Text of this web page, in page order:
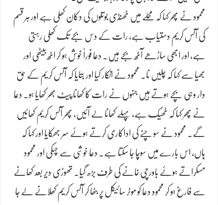
محمود نے پھر کہا کہ محلے میں ٹھنڈی بوتلوں کی دکان کھلی ہے اور ہر قسم
کی آئس کریم دستیاب ہے، رات کے دس بجے تک کھلی رہتی
ہے، اور ابھی ساڑھے آٹھ بجے ہیں۔ دعا فوراً خوش ہو کر اٹھ بیٹھی اور
بھیا سے کہا کہ چلیں نا۔ محمود نے انکار کیا اور بتایا کہ آئس کریم کے حق
دار وہی بچے ہوتے ہیں جنہوں نے رات کا کھانا پیٹ بھر کھایا ہو۔ دعا
نے پھر کہا کہ ٹھیک ہے، پہلے کھانا لے آئیں، پھر آئس کریم کھائیں
گے۔ محمود نے سوچنے کی اداکاری کرتے ہوئے سر جھکایا اور کہا کہ
ہاں، اس بارے میں سوچا جا سکتا ہے۔ دعا خوشی سے چہکی اور محمود
مسکراتے ہوئے باورچی خانے کی طرف بڑھ گیا۔ تھوڑی دیر بعد کھانے
سے فارغ ہو کر محمود دعا کو موٹر سائیکل پر بٹھا کر آئس کریم کھلانے لے جا